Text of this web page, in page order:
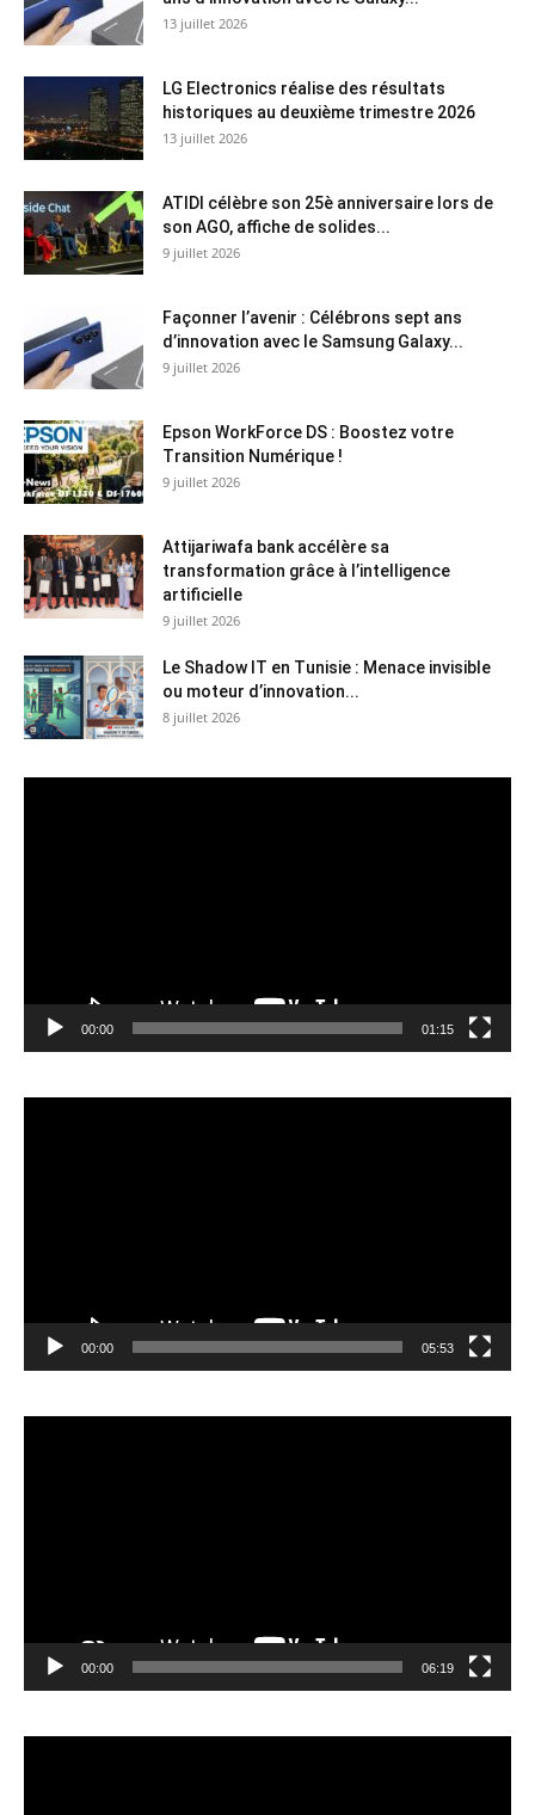
13 juillet 2026
LG Electronics réalise des résultats
historiques au deuxième trimestre 2026
13 juillet 2026
ATIDI célèbre son 25è anniversaire lors de
son AGO, affiche de solides...
9 juillet 2026
Façonner l’avenir : Célébrons sept ans
d’innovation avec le Samsung Galaxy...
9 juillet 2026
Epson WorkForce DS : Boostez votre
Transition Numérique !
9 juillet 2026
Attijariwafa bank accélère sa
transformation grâce à l’intelligence
artificielle
9 juillet 2026
Le Shadow IT en Tunisie : Menace invisible
ou moteur d’innovation...
8 juillet 2026
00:00 01:15
00:00 05:53
00:00 06:19